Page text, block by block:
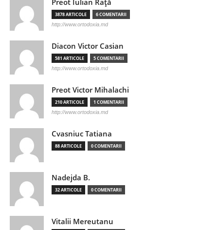
Preot Iulian Raţă
3878 ARTICOLE 6 COMENTARII
http://www.ortodoxia.md
Diacon Victor Casian
581 ARTICOLE 5 COMENTARII
http://www.ortodoxia.md
Preot Victor Mihalachi
210 ARTICOLE 1 COMENTARII
http://www.ortodoxia.md
Cvasniuc Tatiana
88 ARTICOLE 0 COMENTARII
Nadejda B.
32 ARTICOLE 0 COMENTARII
Vitalii Mereutanu